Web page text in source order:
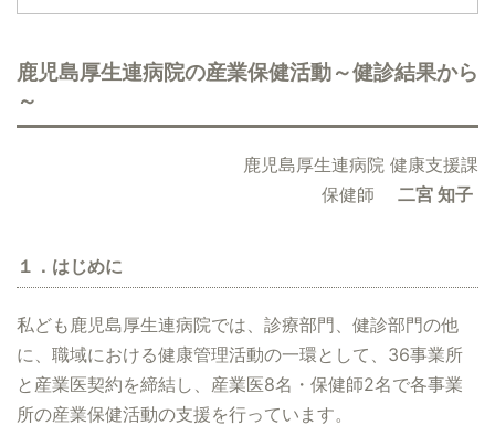
鹿児島厚生連病院の産業保健活動～健診結果から
～
鹿児島厚生連病院 健康支援課
保健師
二宮 知子
１．はじめに
私ども鹿児島厚生連病院では、診療部門、健診部門の他
に、職域における健康管理活動の一環として、36事業所
と産業医契約を締結し、産業医8名・保健師2名で各事業
所の産業保健活動の支援を行っています。